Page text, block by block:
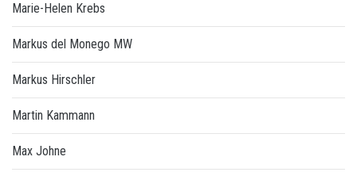
Marie-Helen Krebs
Markus del Monego MW
Markus Hirschler
Martin Kammann
Max Johne